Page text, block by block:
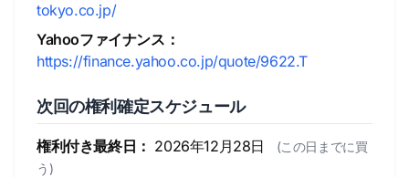
tokyo.co.jp/
Yahooファイナンス：
https://finance.yahoo.co.jp/quote/9622.T
次回の権利確定スケジュール
権利付き最終日： 2026年12月28日
(この日までに買
う)